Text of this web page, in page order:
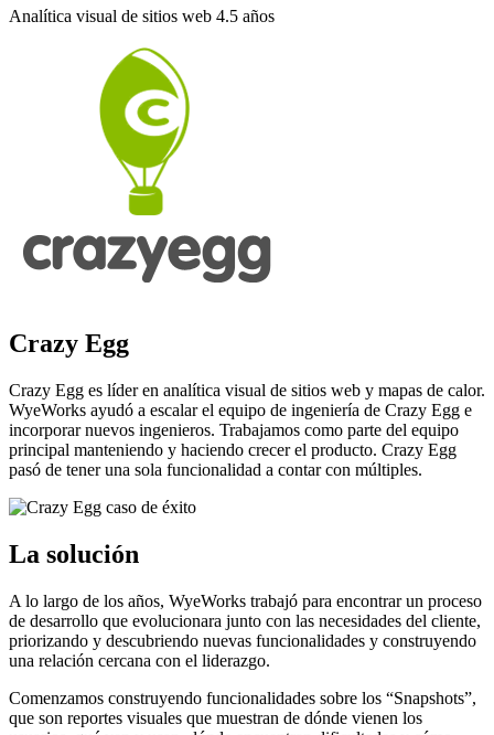
Analítica visual de sitios web 4.5 años
Crazy Egg
Crazy Egg es líder en analítica visual de sitios web y mapas de calor.
WyeWorks ayudó a escalar el equipo de ingeniería de Crazy Egg e
incorporar nuevos ingenieros. Trabajamos como parte del equipo
principal manteniendo y haciendo crecer el producto. Crazy Egg
pasó de tener una sola funcionalidad a contar con múltiples.
La solución
A lo largo de los años, WyeWorks trabajó para encontrar un proceso
de desarrollo que evolucionara junto con las necesidades del cliente,
priorizando y descubriendo nuevas funcionalidades y construyendo
una relación cercana con el liderazgo.
Comenzamos construyendo funcionalidades sobre los “Snapshots”,
que son reportes visuales que muestran de dónde vienen los